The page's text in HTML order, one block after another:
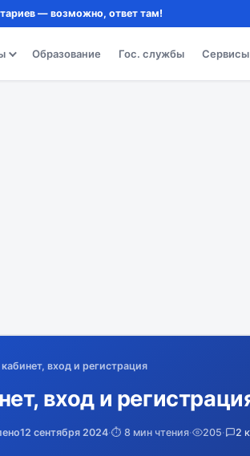
— возможно, ответ там!
Образование Гос. службы Сервисы
вход и регистрация
вход и
12 сентября 2024·⏱️ 8 мин чтения· 205· 2